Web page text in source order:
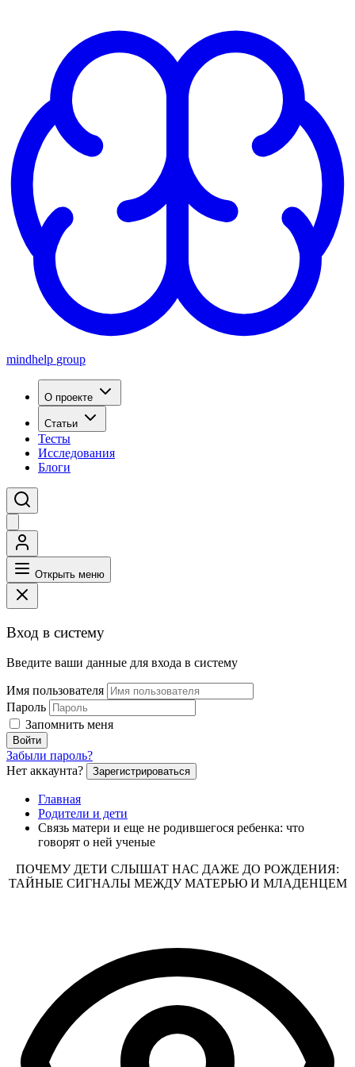
mindhelp group
О проекте
Статьи
Тесты
Исследования
Блоги
Открыть меню
Вход в систему
Введите ваши данные для входа в систему
Имя пользователя
Пароль
Запомнить меня
Войти
Забыли пароль?
Нет аккаунта?
Зарегистрироваться
Главная
Родители и дети
Связь матери и еще не родившегося ребенка: что
говорят о ней ученые
ПОЧЕМУ ДЕТИ СЛЫШАТ НАС ДАЖЕ ДО РОЖДЕНИЯ:
ТАЙНЫЕ СИГНАЛЫ МЕЖДУ МАТЕРЬЮ И МЛАДЕНЦЕМ